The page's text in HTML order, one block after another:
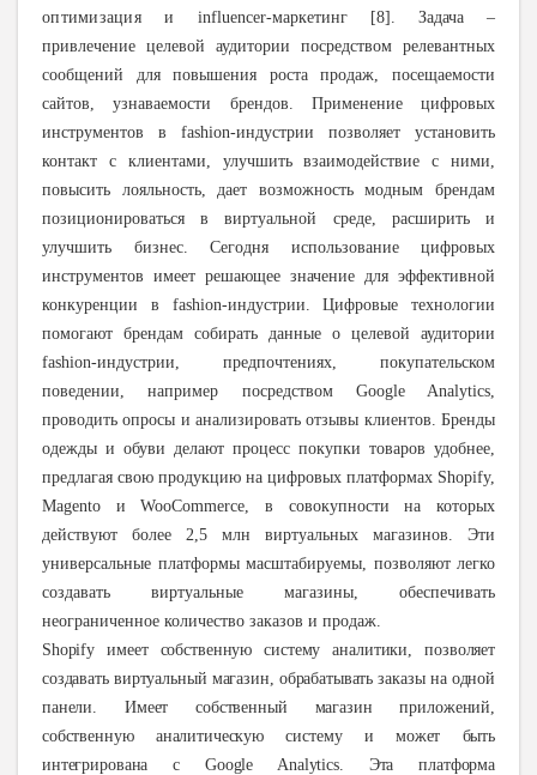
оптимизация и influencer-маркетинг [8]. Задача –
привлечение целевой аудитории посредством релевантных
сообщений для повышения роста продаж, посещаемости
сайтов, узнаваемости брендов. Применение цифровых
инструментов в fashion-индустрии позволяет установить
контакт с клиентами, улучшить взаимодействие с ними,
повысить лояльность, дает возможность модным брендам
позиционироваться в виртуальной среде, расширить и
улучшить бизнес. Сегодня использование цифровых
инструментов имеет решающее значение для эффективной
конкуренции в fashion-индустрии. Цифровые технологии
помогают брендам собирать данные о целевой аудитории
fashion-индустрии, предпочтениях, покупательском
поведении, например посредством Google Analytics,
проводить опросы и анализировать отзывы клиентов. Бренды
одежды и обуви делают процесс покупки товаров удобнее,
предлагая свою продукцию на цифровых платформах Shopify,
Magento и WooCommerce, в совокупности на которых
действуют более 2,5 млн виртуальных магазинов. Эти
универсальные платформы масштабируемы, позволяют легко
создавать виртуальные магазины, обеспечивать
неограниченное количество заказов и продаж.
Shopify имеет собственную систему аналитики, позволяет
создавать виртуальный магазин, обрабатывать заказы на одной
панели. Имеет собственный магазин приложений,
собственную аналитическую систему и может быть
интегрирована с Google Analytics. Эта платформа